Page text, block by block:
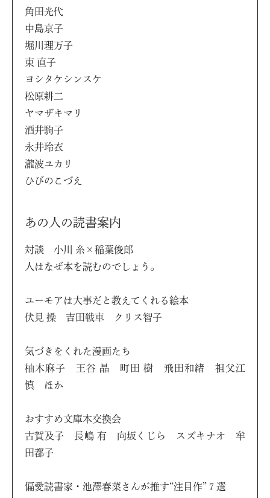
角田光代
中島京子
堀川理万子
東 直子
ヨシタケシンスケ
松原耕二
ヤマザキマリ
酒井駒子
永井玲衣
瀧波ユカリ
ひびのこづえ
あの人の読書案内
対談 小川 糸×稲葉俊郎
人はなぜ本を読むのでしょう。
ユーモアは大事だと教えてくれる絵本
伏見 操 吉田戦車 クリス智子
気づきをくれた漫画たち
柚木麻子 王谷 晶 町田 樹 飛田和緒 祖父江
慎 ほか
おすすめ文庫本交換会
古賀及子 長嶋 有 向坂くじら スズキナオ 牟
田都子
偏愛読書家・池澤春菜さんが推す“注目作”７選